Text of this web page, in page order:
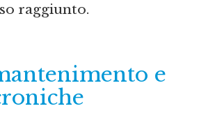
raggiunto.
e